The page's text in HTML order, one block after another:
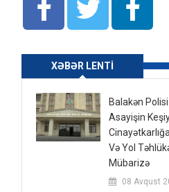
XƏBƏR LENTI
Balakən
Asayişin
Və Yol
Mübarizə
08 Avqust